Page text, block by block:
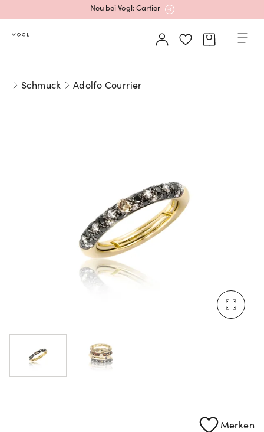
Neu bei Vogl: Cartier
Neu bei Vogl: Cartier
Mehr erfahren: Ikonische Uhren von Cartier
Rolex Certified Pre-Owned entdecken
Schmuck Adolfo Courrier
Merken